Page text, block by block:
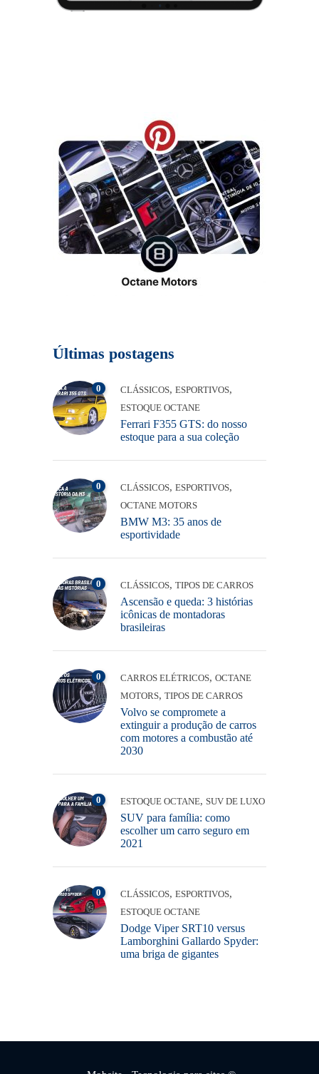
Últimas postagens
0 CLÁSSICOS, ESPORTIVOS,
ESTOQUE OCTANE
Ferrari F355 GTS: do nosso
estoque para a sua coleção
0 CLÁSSICOS, ESPORTIVOS,
OCTANE MOTORS
BMW M3: 35 anos de
esportividade
0 CLÁSSICOS, TIPOS DE CARROS
Ascensão e queda: 3 histórias
icônicas de montadoras
brasileiras
0 CARROS ELÉTRICOS, OCTANE
MOTORS, TIPOS DE CARROS
Volvo se compromete a
extinguir a produção de carros
com motores a combustão até
2030
0 ESTOQUE OCTANE, SUV DE LUXO
SUV para família: como
escolher um carro seguro em
2021
0 CLÁSSICOS, ESPORTIVOS,
ESTOQUE OCTANE
Dodge Viper SRT10 versus
Lamborghini Gallardo Spyder:
uma briga de gigantes